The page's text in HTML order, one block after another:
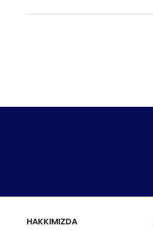
HAKKIMIZDA